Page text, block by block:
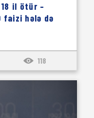
il ötür –
faizi hələ də
118